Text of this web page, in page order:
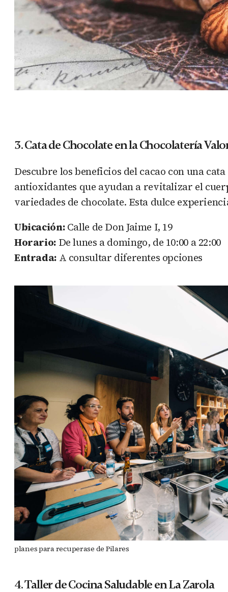
3. Cata de Chocolate en la Chocolatería
Descubre los beneficios del cacao con una
antioxidantes que ayudan a revitalizar el
variedades de chocolate. Esta dulce
Ubicación:Calle de Don Jaime I, 19
Horario:De lunes a domingo, de 10:00 a 22:00
Entrada:A consultar diferentes opciones
planes para recuperase de Pilares
4. Taller de Cocina Saludable en La Zarola